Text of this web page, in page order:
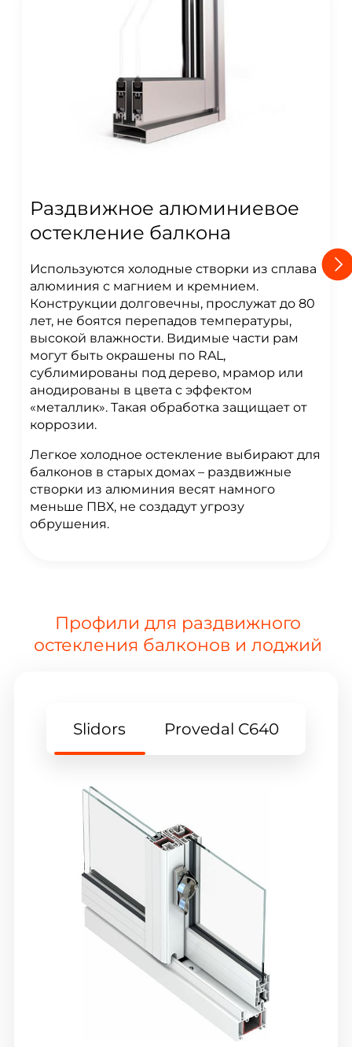
Раздвижное алюминиевое
остекление балкона
Используются холодные створки из сплава
алюминия с магнием и кремнием.
Конструкции долговечны, прослужат до 80
лет, не боятся перепадов температуры,
высокой влажности. Видимые части рам
могут быть окрашены по RAL,
сублимированы под дерево, мрамор или
анодированы в цвета с эффектом
«металлик». Такая обработка защищает от
коррозии.
Легкое холодное остекление выбирают для
балконов в старых домах – раздвижные
створки из алюминия весят намного
меньше ПВХ, не создадут угрозу
обрушения.
Профили для раздвижного
остекления балконов и лоджий
Slidors Provedal С640